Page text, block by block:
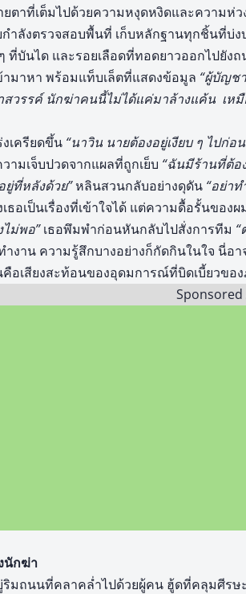
ตาที่เต็มไปด้วยความหงุดหงิดและความห่ว
ำลังตรวจสอบพื้นที่ เก็บหลักฐานทุกชิ้นที่
ที่บันได และรอยเลือดที่ทอดยาวออกไปยัง
ามาหา พร้อมแท็บเล็ตที่แสดงข้อมูล “ผู้บัญช
วรรค์ นักฆ่าคนนี้ไม่ได้แค่มาล้างแค้น เหมื
เครียดขึ้น “นาวิน นายต้องอยู่เงียบ ๆ ไปก่
ามเจ็บปวดจากแผลที่ถูกเย็บ “ฉันมีร้านที่ต้อ
ยู่ที่หลังด้วย”หลินสวนกลับอย่างดุดัน “อย่า
ธอเป็นเรื่องที่เข้าใจได้ แต่ความดื้อรั้นของ
ไม่พอ”เธอพึมพำก่อนหันกลับไปสั่งการทีม
งาน ความรู้สึกบางอย่างก็กัดกินในใจ นี่อ
คือเสียงสะท้อนของอุดมการณ์ที่บิดเบี้ยวขอ
Sponsored
นักฆ่า
ริมถนนที่คลาคล่ำไปด้วยผู้คน ฮู้ดที่คลุมศีร